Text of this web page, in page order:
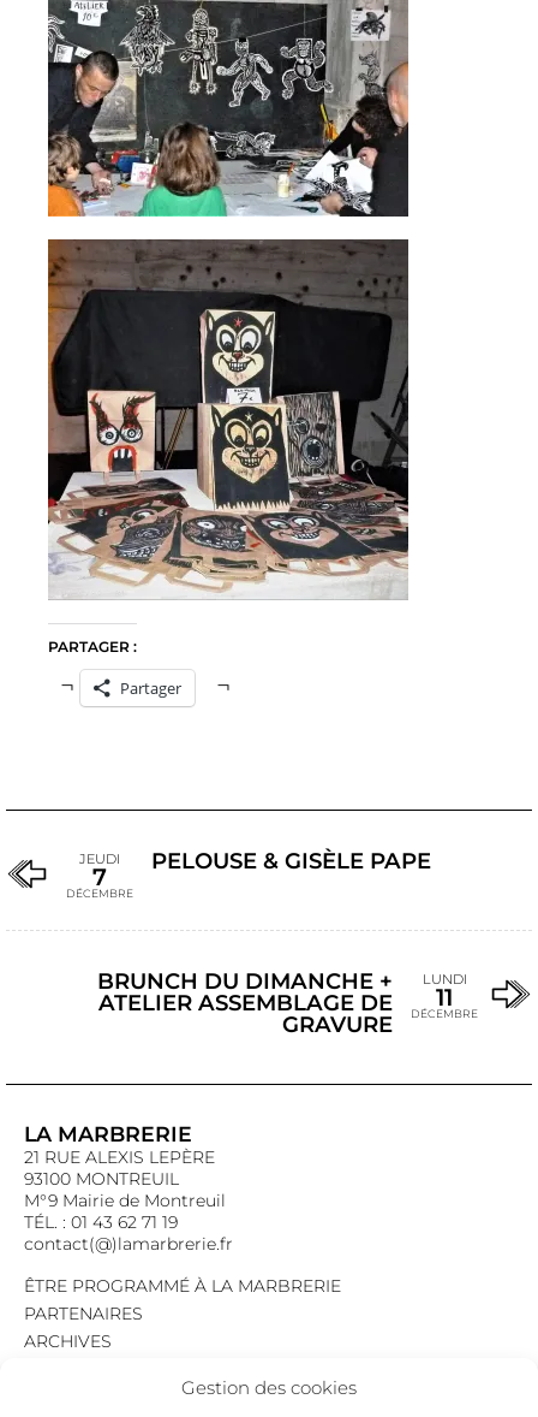
Gestion des cookies
PARTAGER :
Partager
JEUDI
7
DÉCEMBRE
PELOUSE & GISÈLE PAPE
BRUNCH DU DIMANCHE +
ATELIER ASSEMBLAGE DE
GRAVURE
LUNDI
11
DÉCEMBRE
LA MARBRERIE
21 RUE ALEXIS LEPÈRE
93100 MONTREUIL
M°9 Mairie de Montreuil
TÉL. : 01 43 62 71 19
contact(@)lamarbrerie.fr
ÊTRE PROGRAMMÉ À LA MARBRERIE
PARTENAIRES
ARCHIVES
MENTIONS LÉGALES